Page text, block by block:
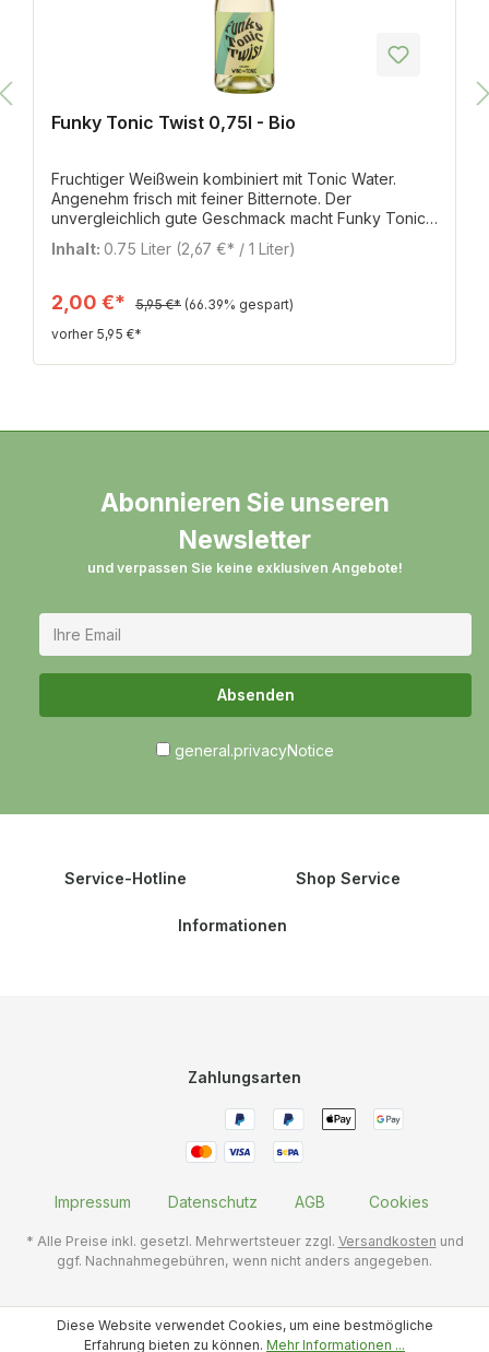
Funky Tonic Twist 0,75l - Bio
Fruchtiger Weißwein kombiniert mit Tonic Water.
Angenehm frisch mit feiner Bitternote. Der
unvergleichlich gute Geschmack macht Funky Tonic
Twist zum perfekten Genuss für viele Anlässe.
Inhalt: 0.75 Liter (2,67 €* / 1 Liter)
2,00 €* 5,95 €* (66.39% gespart)
vorher 5,95 €*
Abonnieren Sie unseren
Newsletter
und verpassen Sie keine exklusiven Angebote!
Absenden
general.privacyNotice
Service-Hotline Shop Service
Informationen
Zahlungsarten
Impressum Datenschutz AGB Cookies
* Alle Preise inkl. gesetzl. Mehrwertsteuer zzgl. Versandkosten und
ggf. Nachnahmegebühren, wenn nicht anders angegeben.
Diese Website verwendet Cookies, um eine bestmögliche
Erfahrung bieten zu können. Mehr Informationen ...